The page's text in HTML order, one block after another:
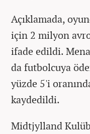
Açıklamada,
için 2 milyon
ifade edildi.
da futbolcuya
yüzde 5'i
kaydedildi.
Midtjylland